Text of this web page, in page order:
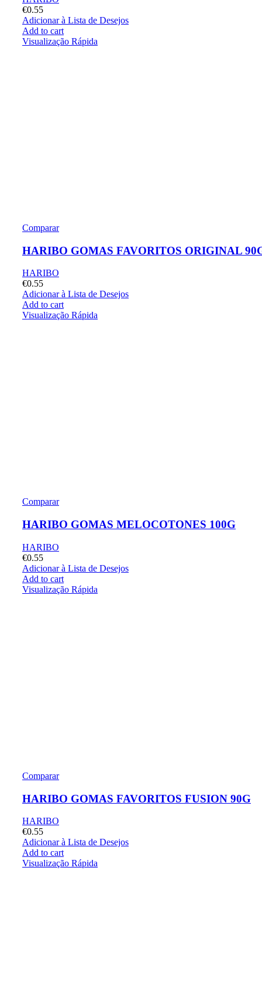
€0.55
Adicionar à Lista de Desejos
Add to cart
Visualização Rápida
Comparar
HARIBO GOMAS FAVORITOS ORIGINAL
HARIBO
€0.55
Adicionar à Lista de Desejos
Add to cart
Visualização Rápida
Comparar
HARIBO GOMAS MELOCOTONES 100G
HARIBO
€0.55
Adicionar à Lista de Desejos
Add to cart
Visualização Rápida
Comparar
HARIBO GOMAS FAVORITOS FUSION 90G
HARIBO
€0.55
Adicionar à Lista de Desejos
Add to cart
Visualização Rápida